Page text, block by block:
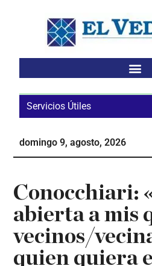
Servicios Útiles
domingo 9, agosto, 2026
Conocchiari:
abierta a mis
vecinos/
quien quiera